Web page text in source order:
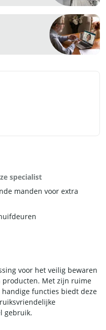
specialist
manden voor extra
voor het veilig bewaren
producten. Met zijn ruime
functies biedt deze
gebruik.